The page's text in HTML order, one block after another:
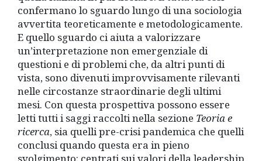
confermano lo sguardo lungo di una sociologia
avvertita teoreticamente e metodologicamente.
E quello sguardo ci aiuta a valorizzare
un’interpretazione non emergenziale di
questioni e di problemi che, da altri punti di
vista, sono divenuti improvvisamente rilevanti
nelle circostanze straordinarie degli ultimi
mesi. Con questa prospettiva possono essere
letti tutti i saggi raccolti nella sezione Teoria e
ricerca, sia quelli pre-crisi pandemica che quelli
conclusi quando questa era in pieno